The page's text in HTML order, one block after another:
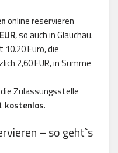
online reservieren
, so auch in Glauchau.
Euro, die
2,60 EUR, in Summe
Zulassungsstelle
kostenlos.
– so geht`s